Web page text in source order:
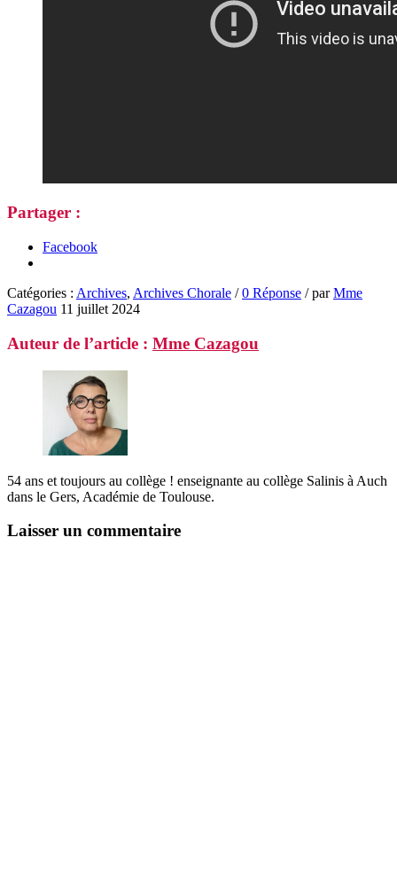
Partager :
Facebook
Catégories : Archives, Archives Chorale / 0 Réponse /parMme
Cazagou 11 juillet 2024
Auteur de l’article : Mme Cazagou
54 ans et toujours au collège ! enseignante au collège Salinis à Auch
dans le Gers, Académie de Toulouse.
Laisser un commentaire